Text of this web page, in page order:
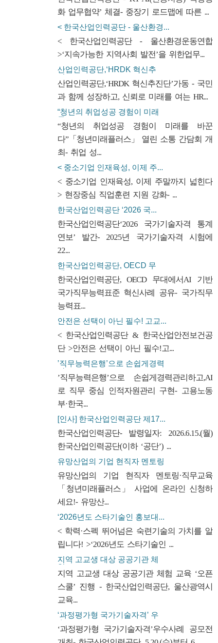
화 업무협약’ 체결- 중장기 로드맵에 따른 ...
< 한국산업인력공단 - 울산환경...
< 한국산업인력공단 - 울산환경운동연합
>‘지속가능한 지역사회 발전’을 위한업무...
산업인력공단,‘HRDK 혁신추
진...
산업인력공단,‘HRDK 혁신추진단’가동 - 국민
과 함께 성장하고, 신뢰로 미래를 여는 HR...
“청년의 취업성공 경험이 미래
를...
“청년의 취업성공 경험이 미래를 바꾼
다”「청년미래플러스」 열린 소통 간담회 개
최- 취업 성...
< 중소기업 인재육성, 이제 주...
< 중소기업 인재육성, 이제 주말까지 넓힌다
> 현장중심 직업훈련 지원 강화- ...
한국산업인력공단 ‘2026 국...
한국산업인력공단‘2026 국가기술자격 통계
연보’ 발간- 2025년 국가기술자격 시험에
22...
한국산업인력공단, OECD 무
대...
한국산업인력공단, OECD 무대에서AI 기반
국가직무능력표준 혁신사례 공유- 국가직무
능력표...
안전은 선택이 아닌 필수! 고교...
< 한국산업인력공단 & 한국산업안전보건공
단 >안전은 선택이 아닌 필수!고...
’직무능력은행’으로 손쉽게경력
관...
’직무능력은행’으로 손쉽게경력관리하고,AI
로 직무 중심 인적자원관리 구현- 고용노동
부·한국...
[인사] 한국산업인력공단 제17...
한국산업인력공단- 발령일자: 2026.6.15.(월)
한국산업인력공단(이하 ‘공단’) ...
유망산업의 기업 현직자 멘토링
유망산업의 기업 현직자 멘토링·직무교육
「청년미래플러스」 사업에 온라인 신청하
세요!- 유망산...
‘2026년도 스타기술인 홍보대...
< 학력·스펙 뛰어넘은 숙련기술의 가치를 알
립니다! >‘2026년도 스타기술인 ...
지역 고교생 대상 공공기관 체
험...
지역 고교생 대상 공공기관 체험 교육 ‘오픈
스쿨’ 진행 - 한국산업인력공단, 울산광역시
교육...
‘과정평가형 국가기술자격’ 우
수...
‘과정평가형 국가기술자격’우수사례 공모전